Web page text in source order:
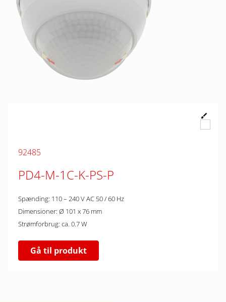
92485
PD4-M-1C-K-PS-P
Spænding: 110 – 240 V AC 50 / 60 Hz
Dimensioner: Ø 101 x 76 mm
Strømforbrug: ca. 0.7 W
Gå til produkt